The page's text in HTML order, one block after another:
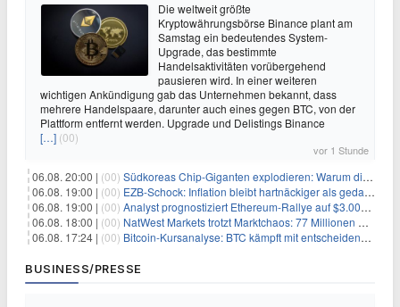
Die weltweit größte
Kryptowährungsbörse Binance plant am
Samstag ein bedeutendes System-
Upgrade, das bestimmte
Handelsaktivitäten vorübergehend
pausieren wird. In einer weiteren
wichtigen Ankündigung gab das Unternehmen bekannt, dass
mehrere Handelspaare, darunter auch eines gegen BTC, von der
Plattform entfernt werden. Upgrade und Delistings Binance
[…] (00)
vor 1 Stunde
06.08. 20:00 | (00) Südkoreas Chip-Giganten explodieren: Warum dieser Rekord-Tag die KI-Branche erschüttert
06.08. 19:00 | (00) EZB-Schock: Inflation bleibt hartnäckiger als gedacht – 2027 wird zum kritischen Test
06.08. 19:00 | (00) Analyst prognostiziert Ethereum-Rallye auf $3.000 nach entscheidendem On-Chain-Ausbruch
06.08. 18:00 | (00) NatWest Markets trotzt Marktchaos: 77 Millionen Pfund Gewinn im ersten Halbjahr
06.08. 17:24 | (00) Bitcoin-Kursanalyse: BTC kämpft mit entscheidender $65K-Hürde, während sich ein Liquidationscluster aufbaut
BUSINESS/PRESSE